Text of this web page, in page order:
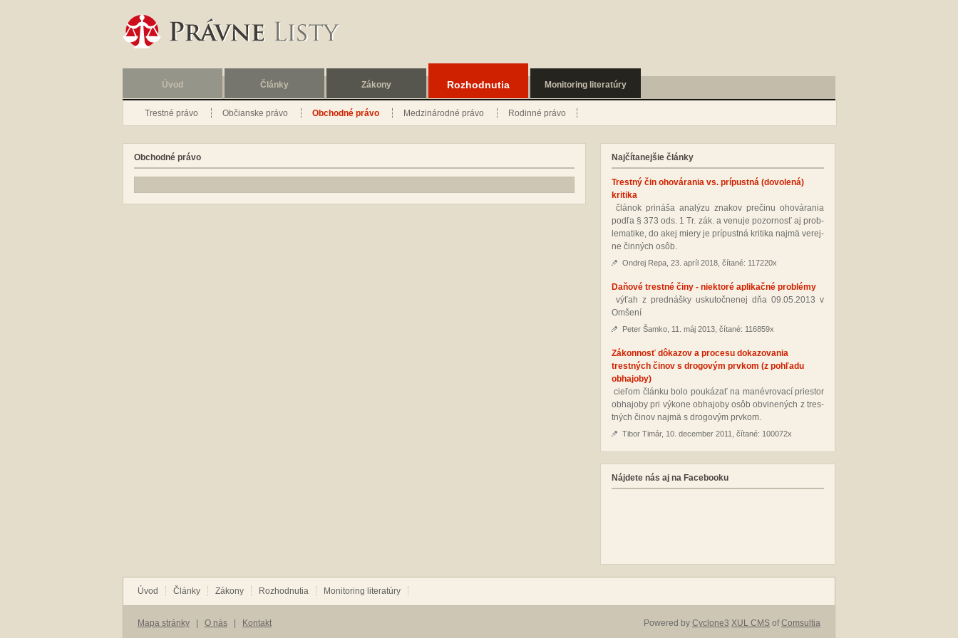
Úvod Články Zákony Rozhodnutia
Trestné právo Občianske právo Obchodné právo Medzinárodné právo Rodinné právo
Monitoring literatúry
Obchodné právo Najčítanejšie články
Trestný čin ohovárania vs. prípustná (dovolená)
kritika
člá­nok pri­ná­ša ana­lý­zu zna­kov pre­či­nu oho­vá­ra­nia
pod­ľa § 373 ods. 1 Tr. zák. a ve­nu­je po­zor­nosť aj prob­
le­ma­ti­ke, do akej mie­ry je prí­pus­tná kri­ti­ka naj­mä ve­rej­
ne čin­ných osôb.
Ondrej Repa, 23. apríl 2018, čítané: 117220x
Daňové trestné činy - niektoré aplikačné problémy
vý­ťah z pred­náš­ky us­ku­toč­ne­nej dňa 09.05.2013 v
Om­še­ní
Peter Šamko, 11. máj 2013, čítané: 116859x
Zákonnosť dôkazov a procesu dokazovania
trestných činov s drogovým prvkom (z pohľadu
obhajoby)
cie­ľom člán­ku bo­lo pou­ká­zať na ma­név­ro­va­cí pries­tor
ob­ha­jo­by pri vý­ko­ne ob­ha­jo­by osôb ob­vi­ne­ných z tres­
tných či­nov naj­mä s dro­go­vým pr­vkom.
Tibor Timár, 10. december 2011, čítané: 100072x
Nájdete nás aj na Facebooku
Úvod Články Zákony Rozhodnutia Monitoring literatúry
Mapa stránky O nás Kontakt Powered by Cyclone3 XUL CMS ofComsultia